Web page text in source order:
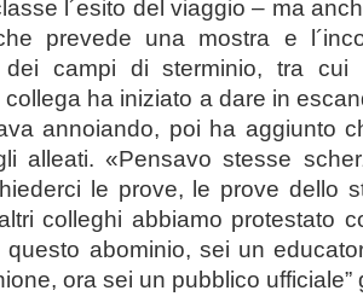
l´esito del viaggio – ma
prevede una mostra e
dei campi di sterminio, tra cui
ha iniziato a dare in
annoiando, poi ha aggiunto
alleati. «Pensavo stesse
le prove, le prove dello
colleghi abbiamo protestato
questo abominio, sei un
ora sei un pubblico ufficiale”